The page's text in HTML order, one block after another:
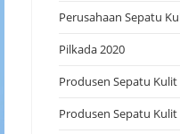
Perusahaan Sepatu
Pilkada 2020
Produsen Sepatu Kulit
Produsen Sepatu